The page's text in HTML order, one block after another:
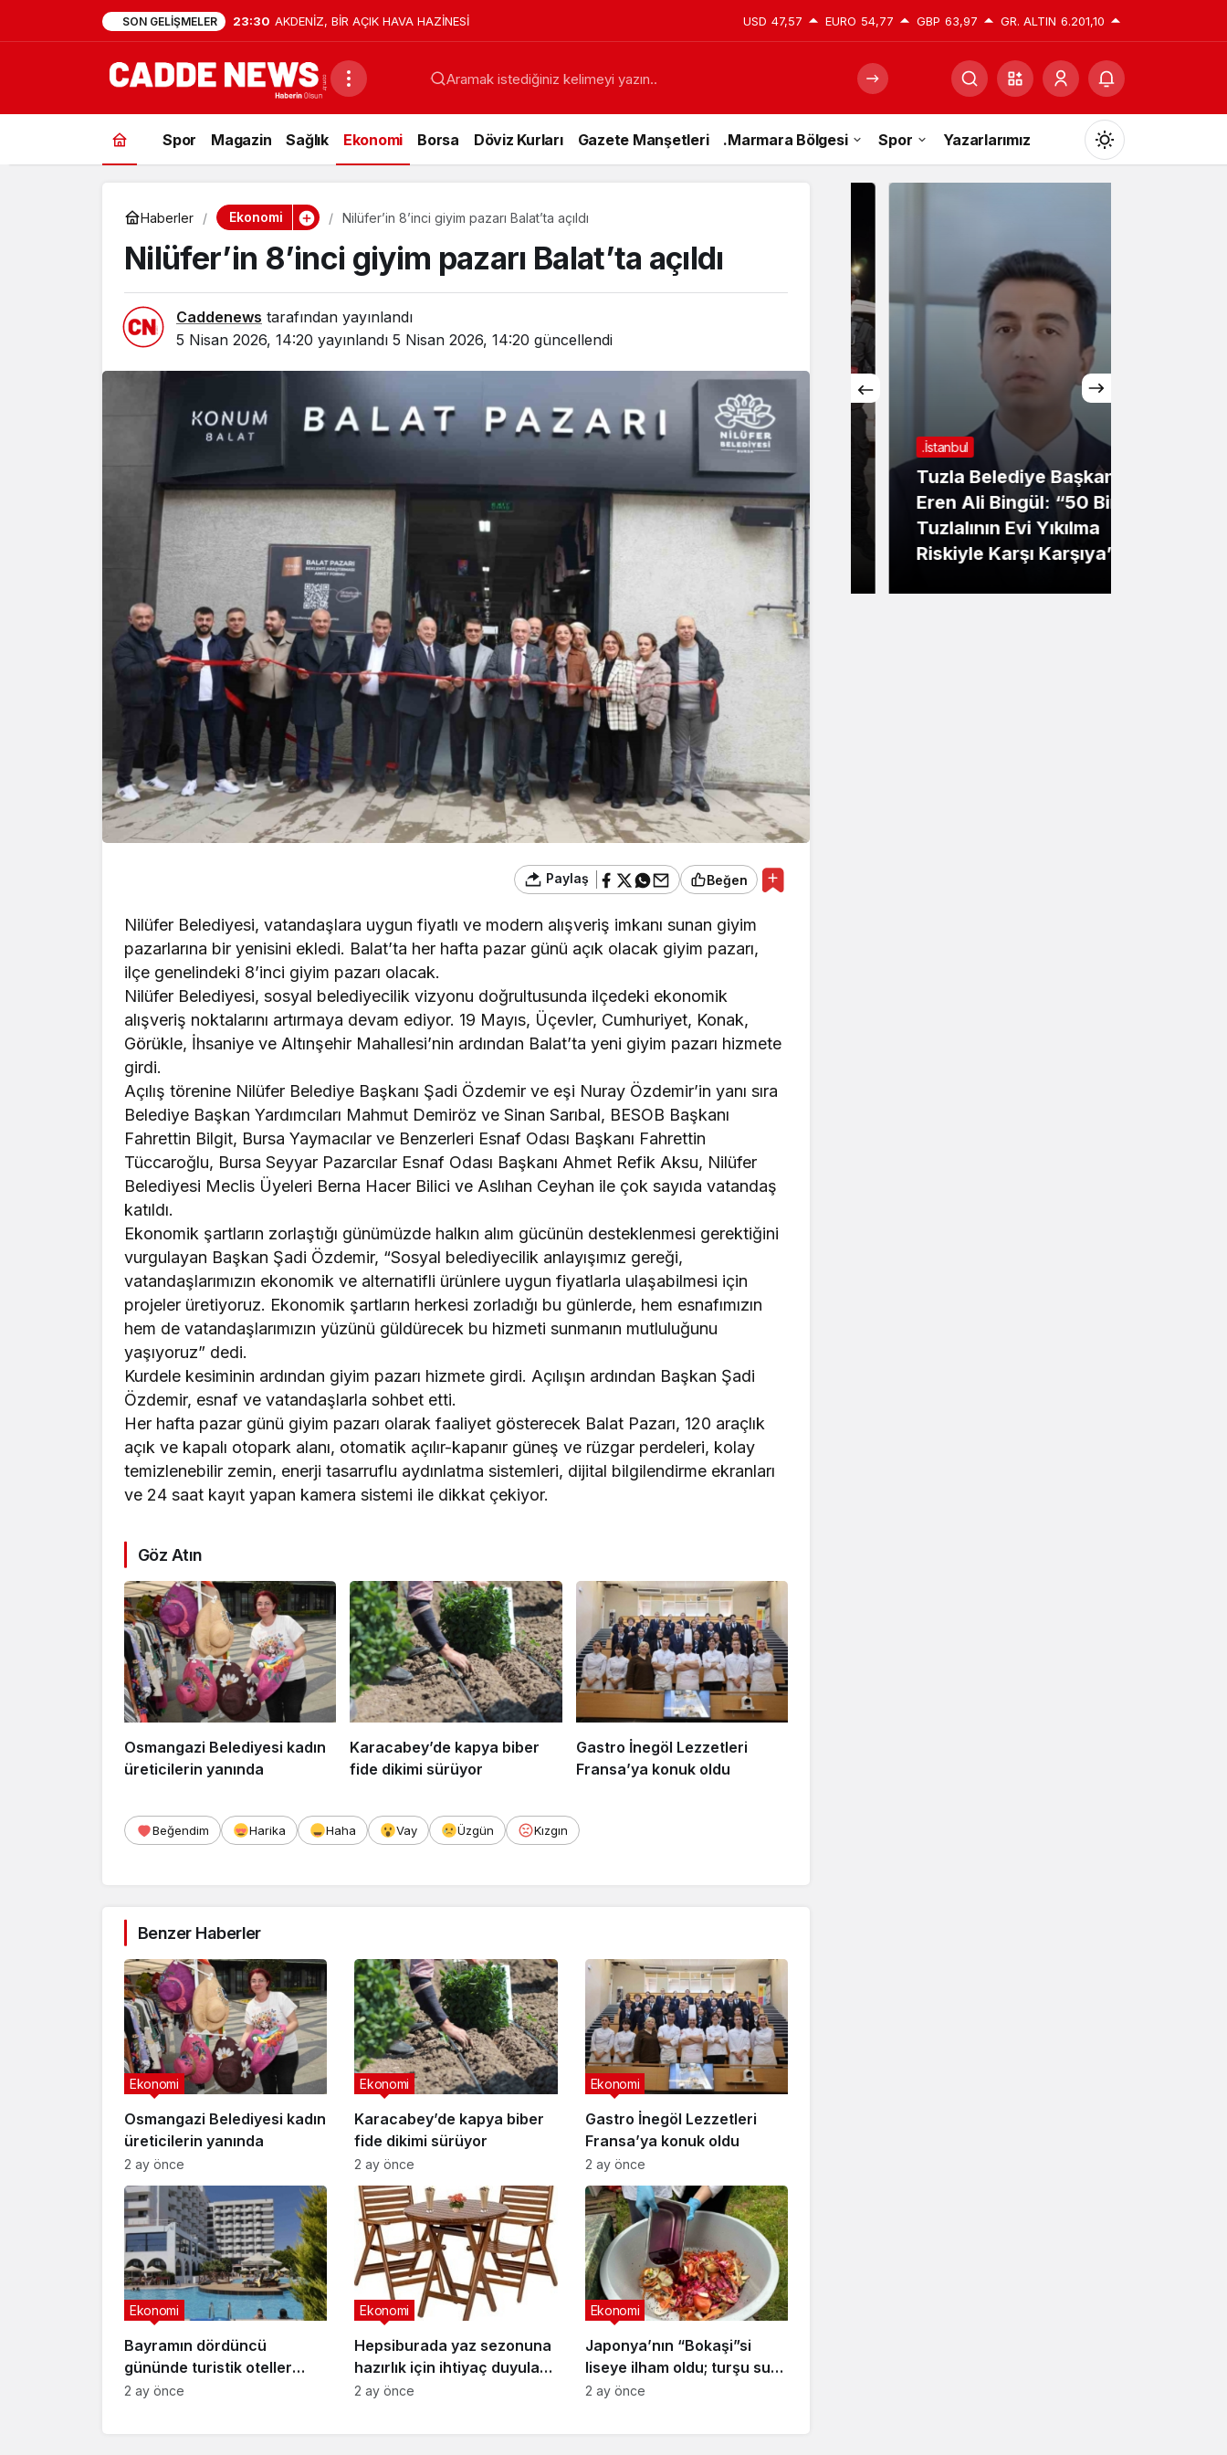
SON GELIŞMELER 9:41 15 Temmuz’da Cumhurbaşkanı Erdoğan’a Suikast Girişiminde Bulunan FETÖ
Firarisi B.K. Afyonkarahisar’da Yakalandı
USD 47,57 EURO 54,77 GBP 63,97 GR. ALTIN 6.201,10
Aramak istediğiniz kelimeyi yazın..
Spor Magazin Sağlık Ekonomi Borsa Döviz Kurları Gazete Manşetleri .Marmara Bölgesi Spor Yazarlarımız
Mod
değiştir
Gündüz Modu
Gündüz modunu seçin.
Gece modunu seçin.
Sistem Modu
Sistem modunu seçin.
Haberler Ekonomi Nilüfer’in 8’inci giyim pazarı Balat’ta açıldı
Nilüfer’in 8’inci giyim pazarı Balat’ta açıldı
Caddenews tarafından yayınlandı
5 Nisan 2026, 14:20 yayınlandı 5 Nisan 2026, 14:20 güncellendi
Paylaş Beğen
Nilüfer Belediyesi, vatandaşlara uygun fiyatlı ve modern alışveriş imkanı sunan giyim
pazarlarına bir yenisini ekledi. Balat’ta her hafta pazar günü açık olacak giyim pazarı,
ilçe genelindeki 8’inci giyim pazarı olacak.
Nilüfer Belediyesi, sosyal belediyecilik vizyonu doğrultusunda ilçedeki ekonomik
alışveriş noktalarını artırmaya devam ediyor. 19 Mayıs, Üçevler, Cumhuriyet, Konak,
Görükle, İhsaniye ve Altınşehir Mahallesi’nin ardından Balat’ta yeni giyim pazarı hizmete
girdi.
Açılış törenine Nilüfer Belediye Başkanı Şadi Özdemir ve eşi Nuray Özdemir’in yanı sıra
Belediye Başkan Yardımcıları Mahmut Demiröz ve Sinan Sarıbal, BESOB Başkanı
Fahrettin Bilgit, Bursa Yaymacılar ve Benzerleri Esnaf Odası Başkanı Fahrettin
Tüccaroğlu, Bursa Seyyar Pazarcılar Esnaf Odası Başkanı Ahmet Refik Aksu, Nilüfer
Belediyesi Meclis Üyeleri Berna Hacer Bilici ve Aslıhan Ceyhan ile çok sayıda vatandaş
katıldı.
Ekonomik şartların zorlaştığı günümüzde halkın alım gücünün desteklenmesi gerektiğini
vurgulayan Başkan Şadi Özdemir, “Sosyal belediyecilik anlayışımız gereği,
vatandaşlarımızın ekonomik ve alternatifli ürünlere uygun fiyatlarla ulaşabilmesi için
projeler üretiyoruz. Ekonomik şartların herkesi zorladığı bu günlerde, hem esnafımızın
hem de vatandaşlarımızın yüzünü güldürecek bu hizmeti sunmanın mutluluğunu
yaşıyoruz” dedi.
Kurdele kesiminin ardından giyim pazarı hizmete girdi. Açılışın ardından Başkan Şadi
Özdemir, esnaf ve vatandaşlarla sohbet etti.
Her hafta pazar günü giyim pazarı olarak faaliyet gösterecek Balat Pazarı, 120 araçlık
açık ve kapalı otopark alanı, otomatik açılır-kapanır güneş ve rüzgar perdeleri, kolay
temizlenebilir zemin, enerji tasarruflu aydınlatma sistemleri, dijital bilgilendirme ekranları
ve 24 saat kayıt yapan kamera sistemi ile dikkat çekiyor.
Göz Atın
Osmangazi Belediyesi kadın
üreticilerin yanında
Karacabey’de kapya biber
fide dikimi sürüyor
Gastro İnegöl Lezzetleri
Fransa’ya konuk oldu
Beğendim Harika Haha Vay Üzgün Kızgın
Benzer Haberler
Osmangazi Belediyesi kadın
üreticilerin yanında
Ekonomi
2 ay önce
Karacabey’de kapya biber
fide dikimi sürüyor
Ekonomi
2 ay önce
Gastro İnegöl Lezzetleri
Fransa’ya konuk oldu
Ekonomi
2 ay önce
Bayramın dördüncü
gününde turistik oteller
doldu taştı
Ekonomi
2 ay önce
Hepsiburada yaz sezonuna
hazırlık için ihtiyaç duyulan
ürünleri kullanıcılara sundu
Ekonomi
2 ay önce
Japonya’nın “Bokaşi”si
liseye ilham oldu; turşu suyu
ve organik atıkla sıvı gübre
Ekonomi
2 ay önce
Yazarlar
AKDENİZ, BİR AÇIK
HAVA HAZİNESİ
Genel
15 Temmuz’da
Cumhurbaşkanı
Erdoğan’a Suikast
Girişiminde Bulunan
FETÖ Firarisi B.K.
Afyonkarahisar’da
Yakalandı
.İstanbul
Tuzla Belediye Başkanı
Eren Ali Bingül: “50 Bin
Tuzlalının Evi Yıkılma
Riskiyle Karşı Karşıya”